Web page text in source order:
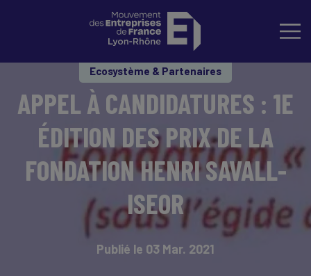
Ecosystème & Partenaires
APPEL À CANDIDATURES : 1E
ÉDITION DES PRIX DE LA
FONDATION HENRI SAVALL-
ISEOR
Publié le 03 Mar. 2021